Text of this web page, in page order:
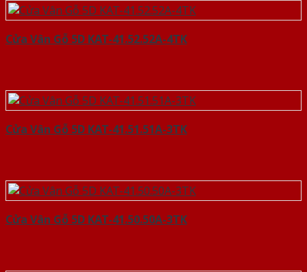
Cửa Vân Gỗ 5D KAT-41.52.52A-4TK
Cửa Vân Gỗ 5D KAT-41.51.51A-3TK
Cửa Vân Gỗ 5D KAT-41.50.50A-3TK